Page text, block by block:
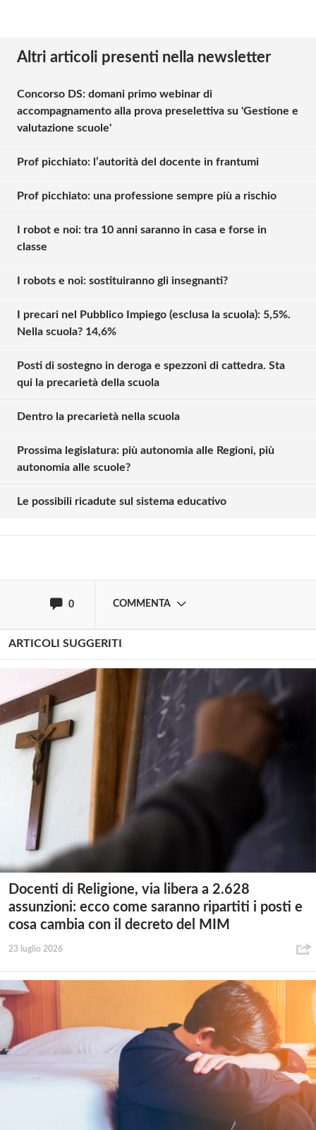
Altri articoli presenti nella newsletter
Concorso DS: domani primo webinar di
accompagnamento alla prova preselettiva su 'Gestione e
valutazione scuole'
Prof picchiato: l’autorità del docente in frantumi
Prof picchiato: una professione sempre più a rischio
I robot e noi: tra 10 anni saranno in casa e forse in
classe
I robots e noi: sostituiranno gli insegnanti?
I precari nel Pubblico Impiego (esclusa la scuola): 5,5%.
Nella scuola? 14,6%
Posti di sostegno in deroga e spezzoni di cattedra. Sta
qui la precarietà della scuola
Dentro la precarietà nella scuola
Prossima legislatura: più autonomia alle Regioni, più
autonomia alle scuole?
Le possibili ricadute sul sistema educativo
0 COMMENTA
Solo gli utenti registrati possono
commentare!
Effettua il Login o Registrati
ARTICOLI SUGGERITI
Docenti di Religione, via libera a 2.628
assunzioni: ecco come saranno ripartiti i posti e
cosa cambia con il decreto del MIM
23 luglio 2026